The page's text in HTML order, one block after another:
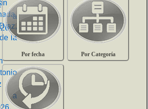
Por fecha Por Categoría